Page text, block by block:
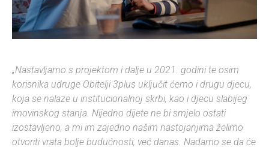
„Nastavljamo s projektom i dalje u 2021. godini te osim
korisnika udruge Obitelji 3plus uključit ćemo i drugu djecu,
koja se nalaze u institucionalnoj skrbi, kao i djecu slabijeg
imovinskog stanja. Nijedno dijete ne bi smjelo ostati
izostavljeno, a mi im zajedno našim nastojanjima želimo
otvoriti vrata bolje budućnosti, već danas. Nadamo se da će